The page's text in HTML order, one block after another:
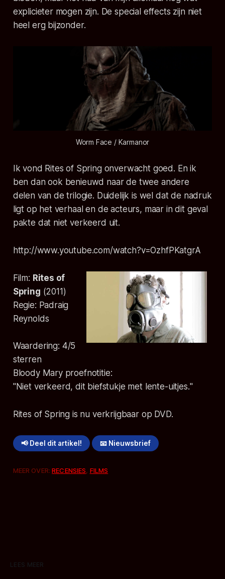
explicieter mogen zijn. De special effects zijn niet
heel erg bijzonder.
Worm Face / Karmanor
Ik vond Rites of Spring onverwacht goed. En ik
ben dan ook benieuwd naar de twee andere
delen van de trilogie. Duidelijk is wel dat de nadruk
ligt op het verhaal en de acteurs, maar in dit geval
pakte dat niet verkeerd uit.
http://www.youtube.com/watch?v=OzhfPKatgrA
Film: Rites of
Spring (2011)
Regie: Padraig
Reynolds
Waardering: 4/5
sterren
Bloody Mary proefnotitie:
"Niet verkeerd, dit biefstukje met lente-uitjes."
Rites of Spring is nu verkrijgbaar op DVD.
📢 Deel dit artikel! 📧 Nieuwsbrief
MEER OVER:RECENSIES, FILMS
LEES MEER